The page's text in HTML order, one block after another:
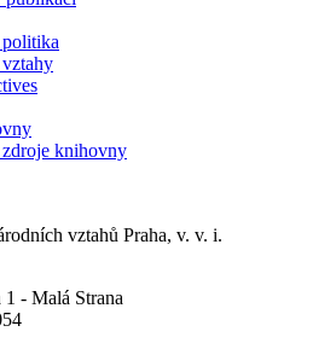
knihovny
vztahů Praha, v. v. i.
1 - Malá Strana